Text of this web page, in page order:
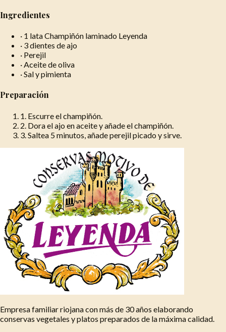
Ingredientes
· 1 lata Champiñón laminado Leyenda
· 3 dientes de ajo
· Perejil
·Aceite de oliva
·Sal y pimienta
Preparación
1 Escurre el champiñón.
2 Dora el ajo en aceite y añade el champiñón.
3 Saltea 5 minutos, añade perejil picado y sirve.
Empresa familiar riojana con más de 30 años elaborando
conservas vegetales y platos preparados de la máxima calidad.